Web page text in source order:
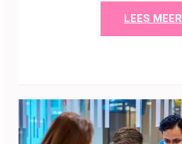
LEES MEER